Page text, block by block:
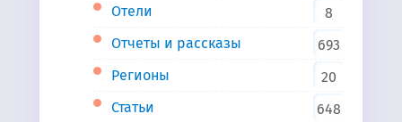
Отели
8
Отчеты и рассказы
693
Регионы
20
Статьи
648